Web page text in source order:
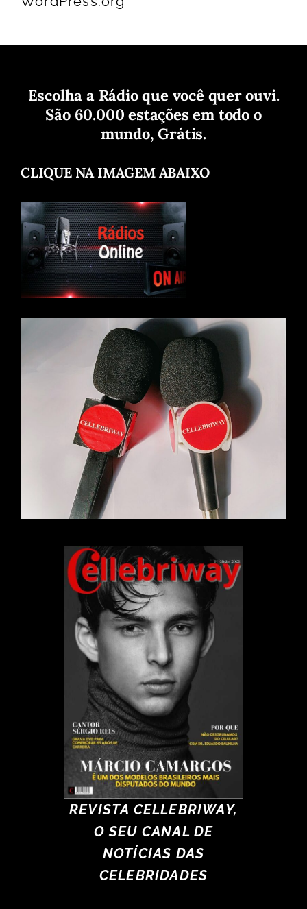
Escolha a Rádio que você quer ouvi.
São 60.000 estações em todo o
mundo, Grátis.
CLIQUE NA IMAGEM ABAIXO
REVISTA CELLEBRIWAY,
O SEU CANAL DE
NOTÍCIAS DAS
CELEBRIDADES